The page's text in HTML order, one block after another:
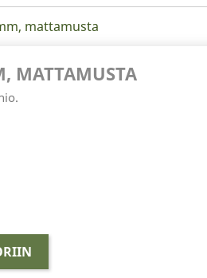
mattamusta
MATTAMUSTA